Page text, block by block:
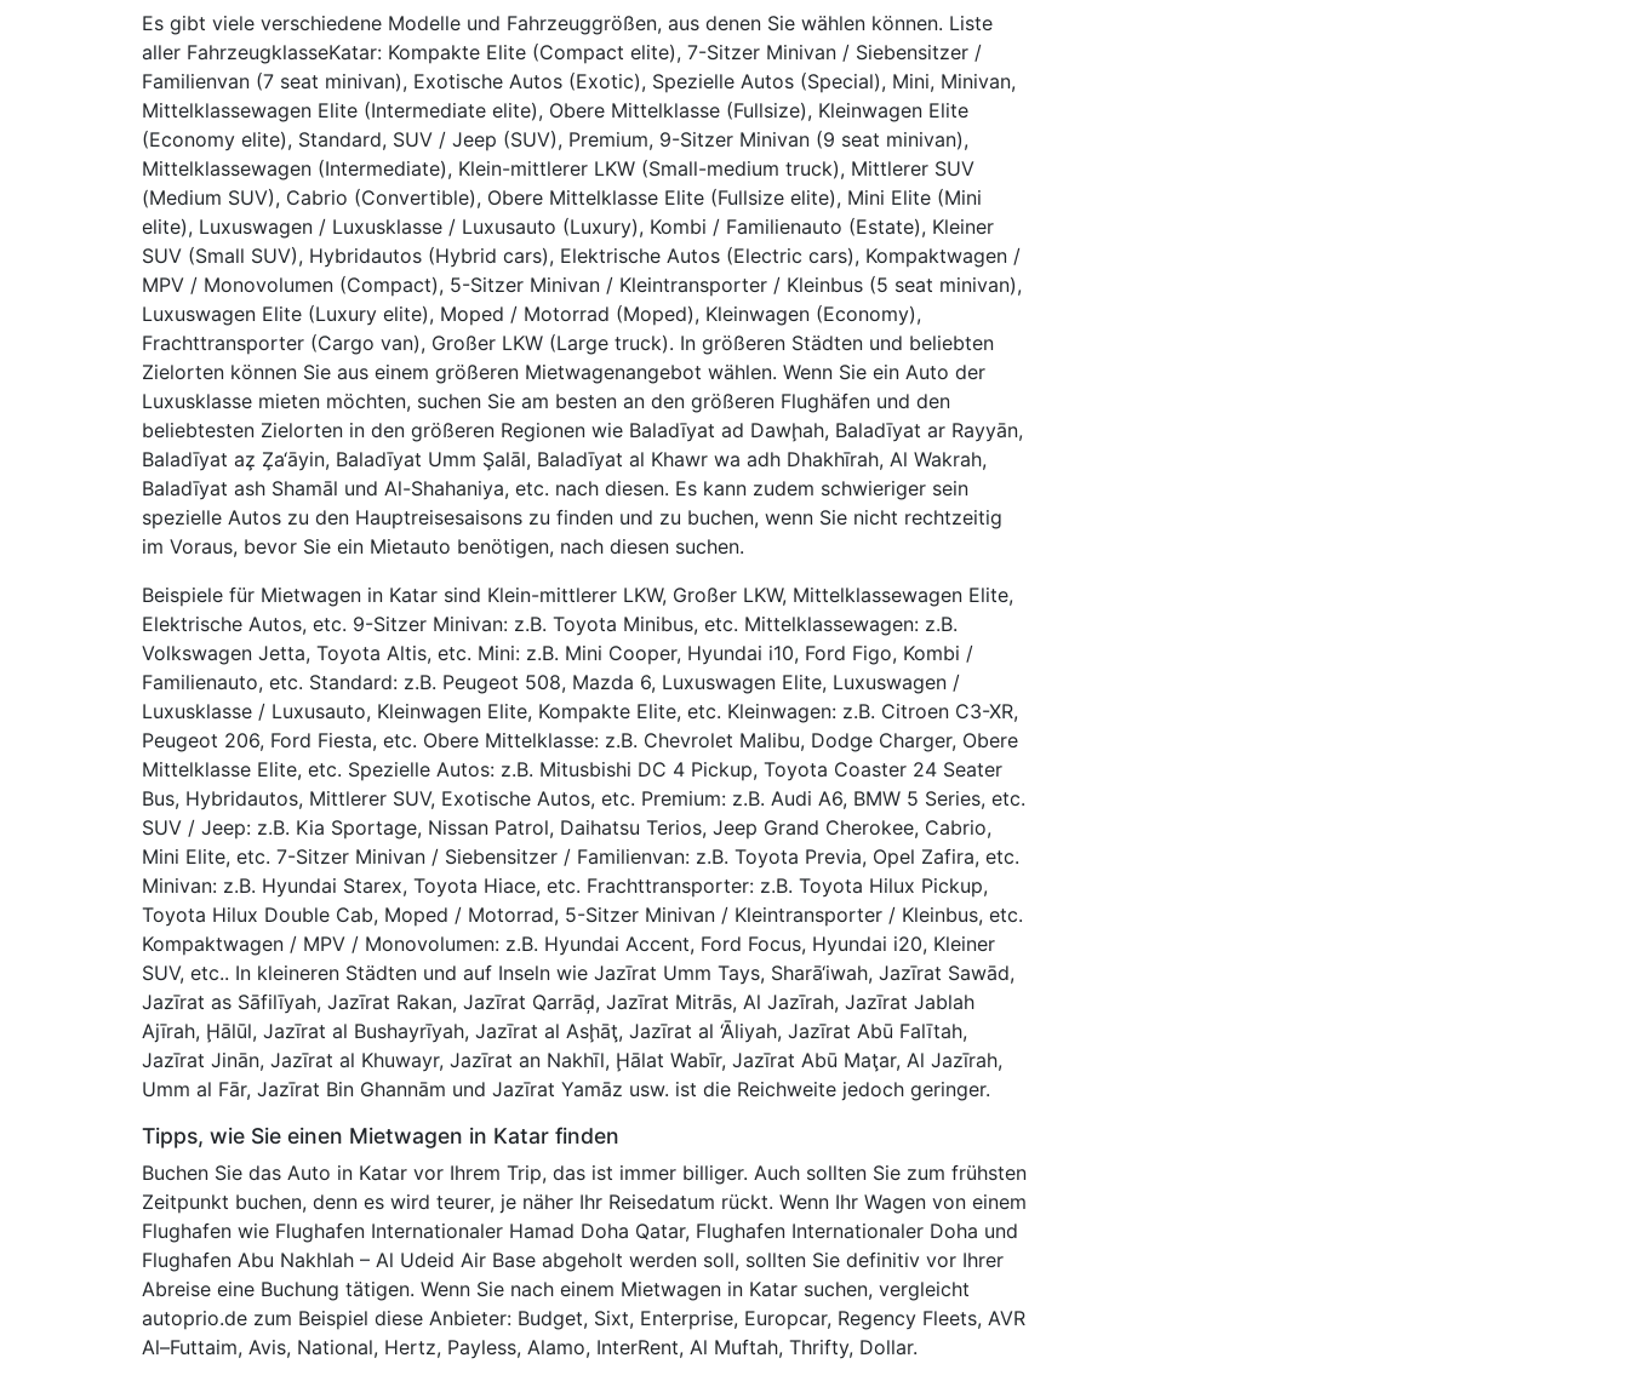
Es gibt viele verschiedene Modelle und Fahrzeuggrößen, aus denen Sie wählen können. Liste
aller FahrzeugklasseKatar: Kompakte Elite (Compact elite), 7-Sitzer Minivan / Siebensitzer /
Familienvan (7 seat minivan), Exotische Autos (Exotic), Spezielle Autos (Special), Mini, Minivan,
Mittelklassewagen Elite (Intermediate elite), Obere Mittelklasse (Fullsize), Kleinwagen Elite
(Economy elite), Standard, SUV / Jeep (SUV), Premium, 9-Sitzer Minivan (9 seat minivan),
Mittelklassewagen (Intermediate), Klein-mittlerer LKW (Small-medium truck), Mittlerer SUV
(Medium SUV), Cabrio (Convertible), Obere Mittelklasse Elite (Fullsize elite), Mini Elite (Mini
elite), Luxuswagen / Luxusklasse / Luxusauto (Luxury), Kombi / Familienauto (Estate), Kleiner
SUV (Small SUV), Hybridautos (Hybrid cars), Elektrische Autos (Electric cars), Kompaktwagen /
MPV / Monovolumen (Compact), 5-Sitzer Minivan / Kleintransporter / Kleinbus (5 seat minivan),
Luxuswagen Elite (Luxury elite), Moped / Motorrad (Moped), Kleinwagen (Economy),
Frachttransporter (Cargo van), Großer LKW (Large truck). In größeren Städten und beliebten
Zielorten können Sie aus einem größeren Mietwagenangebot wählen. Wenn Sie ein Auto der
Luxusklasse mieten möchten, suchen Sie am besten an den größeren Flughäfen und den
beliebtesten Zielorten in den größeren Regionen wie Baladīyat ad Dawḩah, Baladīyat ar Rayyān,
Baladīyat az̧ Z̧a‘āyin, Baladīyat Umm Şalāl, Baladīyat al Khawr wa adh Dhakhīrah, Al Wakrah,
Baladīyat ash Shamāl und Al-Shahaniya, etc. nach diesen. Es kann zudem schwieriger sein
spezielle Autos zu den Hauptreisesaisons zu finden und zu buchen, wenn Sie nicht rechtzeitig
im Voraus, bevor Sie ein Mietauto benötigen, nach diesen suchen.
Beispiele für Mietwagen in Katar sind Klein-mittlerer LKW, Großer LKW, Mittelklassewagen Elite,
Elektrische Autos, etc. 9-Sitzer Minivan: z.B. Toyota Minibus, etc. Mittelklassewagen: z.B.
Volkswagen Jetta, Toyota Altis, etc. Mini: z.B. Mini Cooper, Hyundai i10, Ford Figo, Kombi /
Familienauto, etc. Standard: z.B. Peugeot 508, Mazda 6, Luxuswagen Elite, Luxuswagen /
Luxusklasse / Luxusauto, Kleinwagen Elite, Kompakte Elite, etc. Kleinwagen: z.B. Citroen C3-XR,
Peugeot 206, Ford Fiesta, etc. Obere Mittelklasse: z.B. Chevrolet Malibu, Dodge Charger, Obere
Mittelklasse Elite, etc. Spezielle Autos: z.B. Mitusbishi DC 4 Pickup, Toyota Coaster 24 Seater
Bus, Hybridautos, Mittlerer SUV, Exotische Autos, etc. Premium: z.B. Audi A6, BMW 5 Series, etc.
SUV / Jeep: z.B. Kia Sportage, Nissan Patrol, Daihatsu Terios, Jeep Grand Cherokee, Cabrio,
Mini Elite, etc. 7-Sitzer Minivan / Siebensitzer / Familienvan: z.B. Toyota Previa, Opel Zafira, etc.
Minivan: z.B. Hyundai Starex, Toyota Hiace, etc. Frachttransporter: z.B. Toyota Hilux Pickup,
Toyota Hilux Double Cab, Moped / Motorrad, 5-Sitzer Minivan / Kleintransporter / Kleinbus, etc.
Kompaktwagen / MPV / Monovolumen: z.B. Hyundai Accent, Ford Focus, Hyundai i20, Kleiner
SUV, etc.. In kleineren Städten und auf Inseln wie Jazīrat Umm Tays, Sharā‘iwah, Jazīrat Sawād,
Jazīrat as Sāfilīyah, Jazīrat Rakan, Jazīrat Qarrāḑ, Jazīrat Mitrās, Al Jazīrah, Jazīrat Jablah
Ajīrah, Ḩālūl, Jazīrat al Bushayrīyah, Jazīrat al Asḩāţ, Jazīrat al ‘Āliyah, Jazīrat Abū Falītah,
Jazīrat Jinān, Jazīrat al Khuwayr, Jazīrat an Nakhīl, Ḩālat Wabīr, Jazīrat Abū Maţar, Al Jazīrah,
Umm al Fār, Jazīrat Bin Ghannām und Jazīrat Yamāz usw. ist die Reichweite jedoch geringer.
Tipps, wie Sie einen Mietwagen in Katar finden
Buchen Sie das Auto in Katar vor Ihrem Trip, das ist immer billiger. Auch sollten Sie zum frühsten
Zeitpunkt buchen, denn es wird teurer, je näher Ihr Reisedatum rückt. Wenn Ihr Wagen von einem
Flughafen wie Flughafen Internationaler Hamad Doha Qatar, Flughafen Internationaler Doha und
Flughafen Abu Nakhlah – Al Udeid Air Base abgeholt werden soll, sollten Sie definitiv vor Ihrer
Abreise eine Buchung tätigen. Wenn Sie nach einem Mietwagen in Katar suchen, vergleicht
autoprio.de zum Beispiel diese Anbieter: Budget, Sixt, Enterprise, Europcar, Regency Fleets, AVR
Al–Futtaim, Avis, National, Hertz, Payless, Alamo, InterRent, Al Muftah, Thrifty, Dollar.